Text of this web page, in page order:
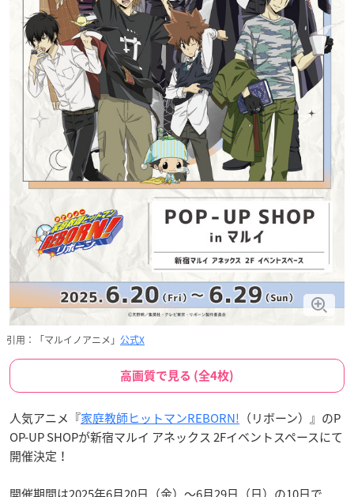
引用：「マルイノアニメ」 公式X
高画質で見る (全4枚)
人気アニメ『家庭教師ヒットマンREBORN! （リボーン）』のP
OP-UP SHOPが新宿マルイ アネックス 2Fイベントスペースにて
開催決定！